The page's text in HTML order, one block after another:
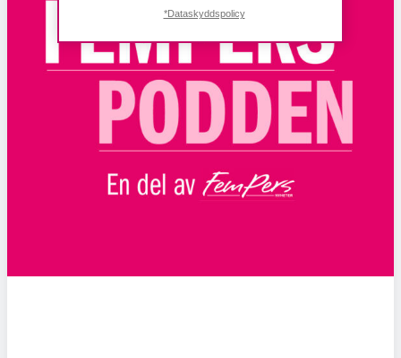
*Dataskyddspolicy